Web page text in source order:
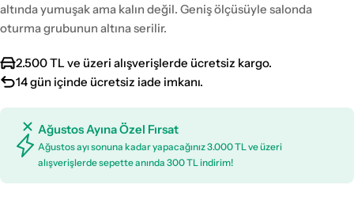
altında yumuşak ama kalın değil. Geniş ölçüsüyle salonda
oturma grubunun altına serilir.
2.500 TL ve üzeri alışverişlerde ücretsiz kargo.
14 gün içinde ücretsiz iade imkanı.
Ağustos Ayına Özel Fırsat
Ağustos ayı sonuna kadar yapacağınız 3.000 TL ve üzeri
alışverişlerde sepette anında 300 TL indirim!